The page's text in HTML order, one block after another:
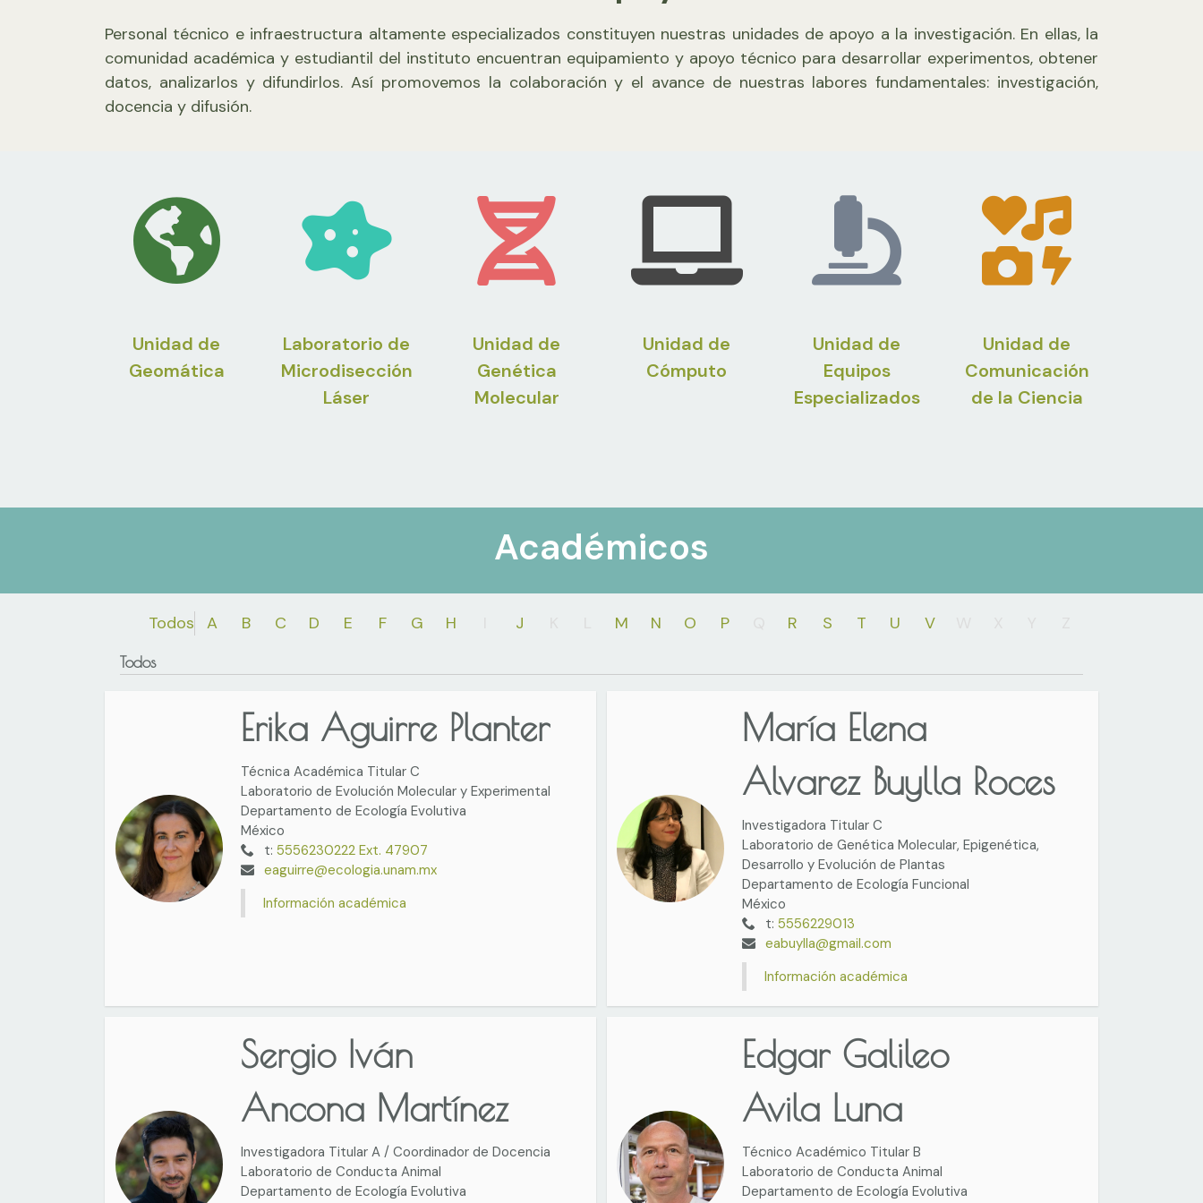
Personal técnico e infraestructura altamente especializados constituyen nuestras unidades de apoyo a la investigación. En ellas, la
comunidad académica y estudiantil del instituto encuentran equipamiento y apoyo técnico para desarrollar experimentos, obtener
datos, analizarlos y difundirlos. Así promovemos la colaboración y el avance de nuestras labores fundamentales: investigación,
docencia y difusión.
Unidad de
Geomática
Laboratorio de
Microdisección
Láser
Unidad de
Genética
Molecular
Unidad de
Cómputo
Unidad de
Equipos
Especializados
Unidad de
Comunicación
de la Ciencia
Académicos
Todos A B C D E F G H J M N O P R S T U V
Todos
Erika Aguirre Planter
Técnica Académica Titular C
Laboratorio de Evolución Molecular y Experimental
Departamento de Ecología Evolutiva
México
t: 5556230222 Ext. 47907
eaguirre@ecologia.unam.mx
Información académica
María Elena
Alvarez Buylla Roces
Investigadora Titular C
Laboratorio de Genética Molecular, Epigenética,
Desarrollo y Evolución de Plantas
Departamento de Ecología Funcional
México
t:5556229013
eabuylla@gmail.com
Información académica
Sergio Iván
Ancona Martínez
Investigadora Titular A / Coordinador de Docencia
Laboratorio de Conducta Animal
Departamento de Ecología Evolutiva
Edgar Galileo
Avila Luna
Técnico Académico Titular B
Laboratorio de Conducta Animal
Departamento de Ecología Evolutiva